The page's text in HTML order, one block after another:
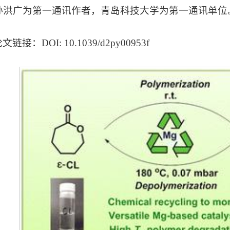
洪广为第一通讯作者，青岛科技大学为第一通讯单位
文链接：DOI: 10.1039/d2py00953f